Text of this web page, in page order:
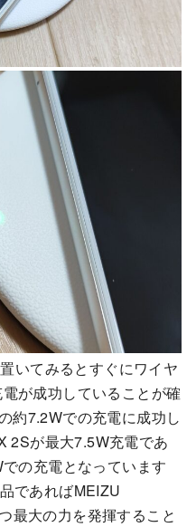
いてみるとすぐにワイヤ
が成功していることが確
約7.2Wでの充電に成功し
2Sが最大7.5W充電であ
の充電となっています
であればMEIZU
最大の力を発揮すること